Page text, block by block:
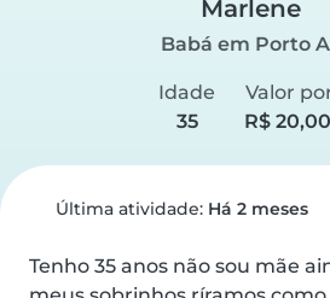
Marlene
Babá em Porto
Idade
35
Valor
R$
Última atividade: Há 2 meses
Tenho 35 anos não sou mãe